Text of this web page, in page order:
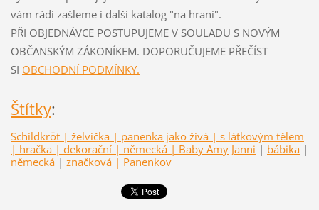
vám rádi zašleme i další katalog "na hraní".
PŘI OBJEDNÁVCE POSTUPUJEME V SOULADU S NOVÝM
OBČANSKÝM ZÁKONÍKEM. DOPORUČUJEME PŘEČÍST
SI OBCHODNÍ PODMÍNKY.
Štítky:
Schildkröt | želvička | panenka jako živá | s látkovým tělem
| hračka | dekorační | německá | Baby Amy Janni | bábika |
německá | značková | Panenkov